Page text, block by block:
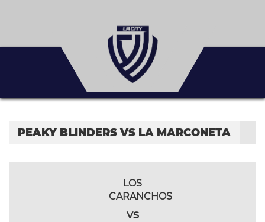
PEAKY BLINDERS VS LA MARCONETA
LOS
CARANCHOS
vs